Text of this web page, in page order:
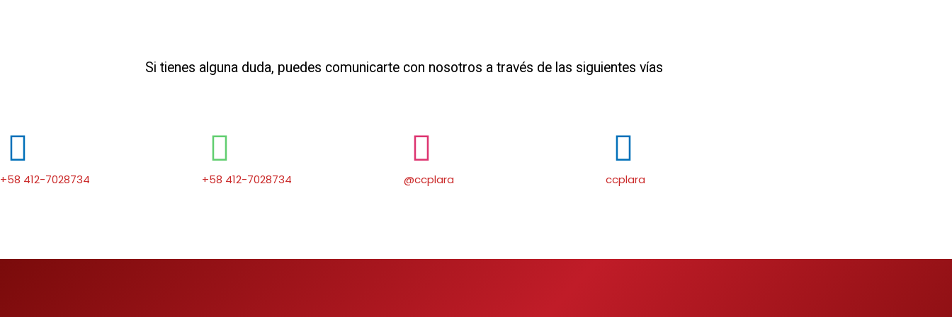
Si tienes alguna duda, puedes comunicarte con nosotros a través de las siguientes vías
+58 412-7028734 +58 412-7028734 @ccplara ccplara